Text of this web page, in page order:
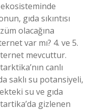
gıda sıkıntısı
olacağına
var mı? 4. ve 5.
mevcuttur.
canlı
saklı su potansiyeli,
su ve gıda
gizlenen